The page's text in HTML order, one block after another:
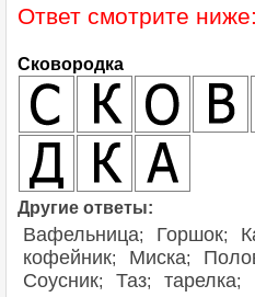
Ответ смотрите ниже:
Сковородка
Другие ответы:
Вафельница; Горшок;
кофейник; Миска;
Соусник; Таз; тарелка;